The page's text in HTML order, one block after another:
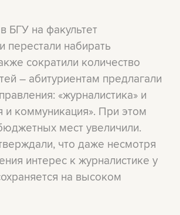
БГУ на факультет
перестали набирать
сократили количество
– абитуриентам предлагали
«журналистика» и
и коммуникация». При этом
мест увеличили.
что даже несмотря
интерес к журналистике у
на высоком